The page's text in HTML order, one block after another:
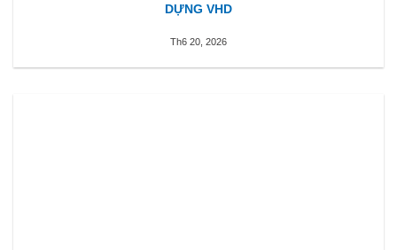
DỰNG VHD
Th6 20, 2026